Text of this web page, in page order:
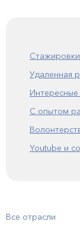
Удаленная
Интересные
С опытом
Youtube и
Все отрасли